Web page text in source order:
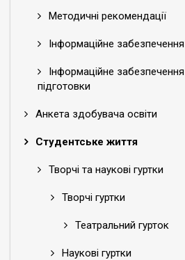
Методичні рекомендації
Інформаційне
Інформаційне
підготовки
Анкета здобувача освіти
Студентське життя
Творчі та наукові гуртки
Творчі гуртки
Театральний гурток
Наукові гуртки